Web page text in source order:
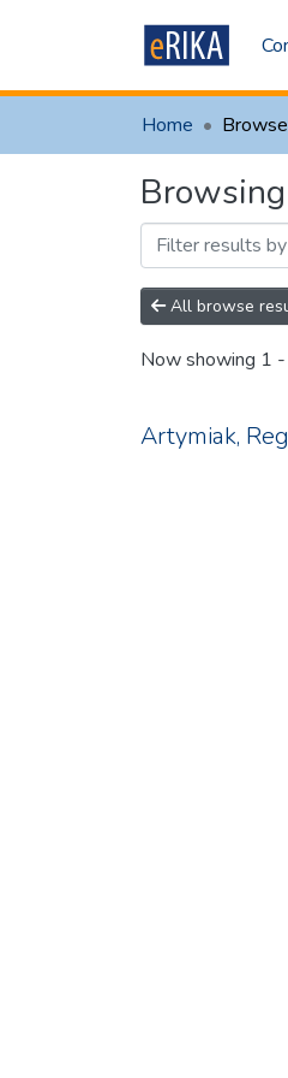
Home
All browse
Now showing 1
Artymiak,